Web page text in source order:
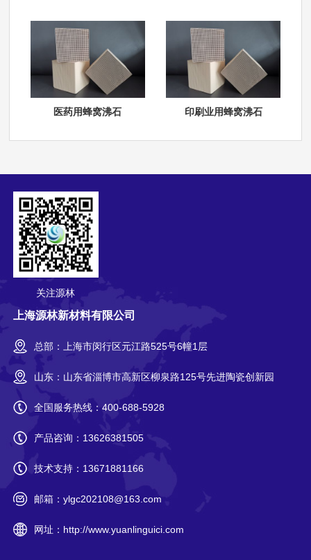
医药用蜂窝沸石 印刷业用蜂窝沸石
关注源林
上海源林新材料有限公司
总部：上海市闵行区元江路525号6幢1层
山东：山东省淄博市高新区柳泉路125号先进陶瓷创新园
全国服务热线： 400-688-5928
产品咨询： 13626381505
技术支持： 13671881166
邮箱： ylgc202108@163.com
网址： http://www.yuanlinguici.com